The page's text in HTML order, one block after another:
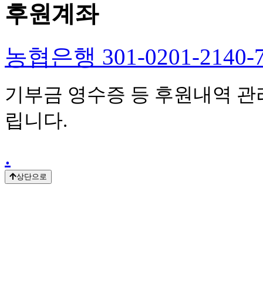
후원계좌
농협은행 301-0201-
기부금 영수증 등 후원내역
립니다.
.
상단으로